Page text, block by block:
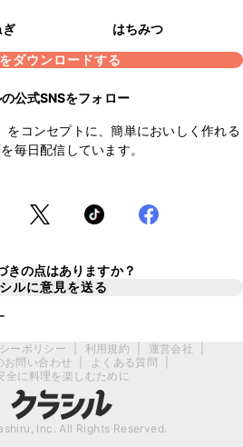
ぎ
はちみつ
ダウンロードする
公式SNSをフォロー
をコンセプトに、簡単においしく作れる
毎日配信しています。
きの点はありますか？
ルに意見を送る
ーポリシー 利用規約 運営会社
お問い合わせ
よくある質問
全に料理を楽しむために
Inc. All Rights Reserved.